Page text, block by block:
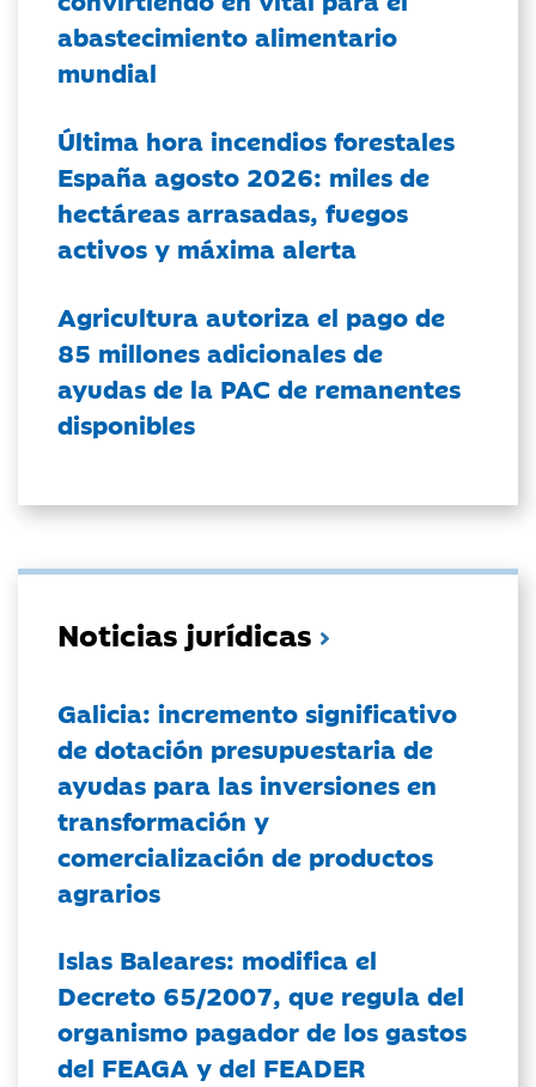
abastecimiento alimentario
mundial
Última hora incendios forestales
España agosto 2026: miles de
hectáreas arrasadas, fuegos
activos y máxima alerta
Agricultura autoriza el pago de
85 millones adicionales de
ayudas de la PAC de remanentes
disponibles
Noticias jurídicas
Galicia: incremento significativo
de dotación presupuestaria de
ayudas para las inversiones en
transformación y
comercialización de productos
agrarios
Islas Baleares: modifica el
Decreto 65/2007, que regula del
organismo pagador de los gastos
del FEAGA y del FEADER